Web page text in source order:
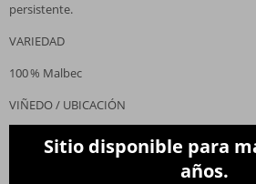
Sitio disponible para
años.
persistente.
VARIEDAD
100 % Malbec
VIÑEDO / UBICACIÓN
Viñedos ubicados en el Valle de Uco,